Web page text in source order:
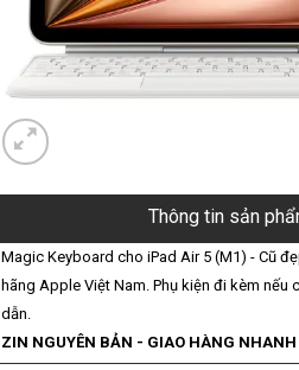
Thông tin sản
Magic Keyboard cho iPad Air 5 (M1) - Cũ
hãng Apple Việt Nam. Phụ kiện đi kèm nếu
dẫn.
ZIN NGUYÊN BẢN - GIAO HÀNG NHANH